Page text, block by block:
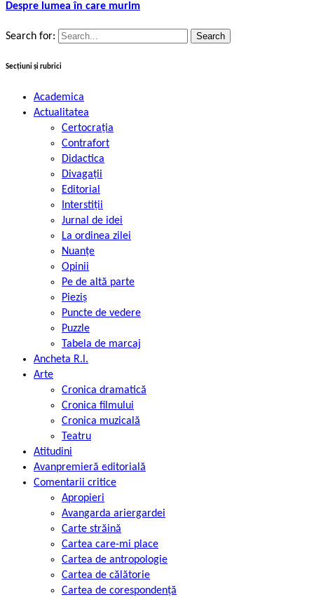
Despre lumea în care murim
Search for:
Secțiuni și rubrici
Academica
Actualitatea
Certocrația
Contrafort
Didactica
Divagații
Editorial
Interstiții
Jurnal de idei
La ordinea zilei
Nuanțe
Opinii
Pe de altă parte
Pieziș
Puncte de vedere
Puzzle
Tabela de marcaj
Ancheta R.l.
Arte
Cronica dramatică
Cronica filmului
Cronica muzicală
Teatru
Atitudini
Avanpremieră editorială
Comentarii critice
Apropieri
Avangarda ariergardei
Carte străină
Cartea care-mi place
Cartea de antropologie
Cartea de călătorie
Cartea de corespondență